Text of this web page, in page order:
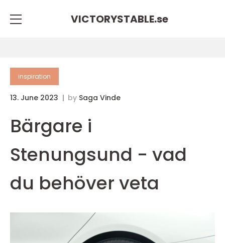
VICTORYSTABLE.se
inspiration
13. June 2023 by Saga Vinde
Bärgare i
Stenungsund - vad
du behöver veta